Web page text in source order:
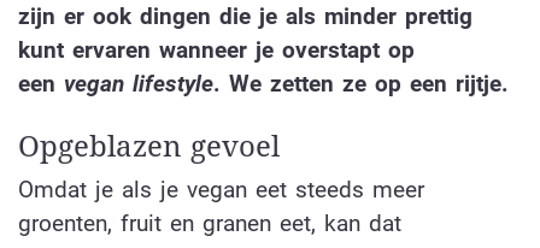
zijn er ook dingen die je als minder prettig
kunt ervaren wanneer je overstapt op
een vegan lifestyle. We zetten ze op een rijtje.
Opgeblazen gevoel
Omdat je als je vegan eet steeds meer
groenten, fruit en granen eet, kan dat